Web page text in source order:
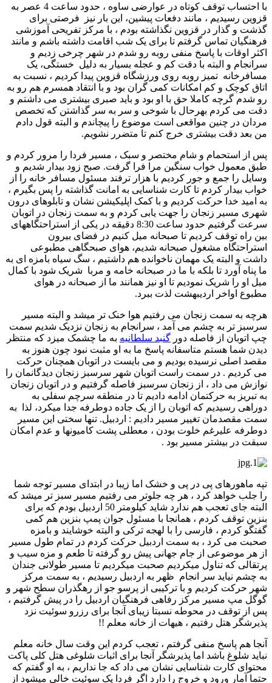
با احتساب توقف کوتاه در عوارضی ساوه ، حدود ساعت 4 عصر به
قزوین رسیدیم ، مانند دفعات پیشین، این بار نیز فرصتی برای
گذشت و گذار در قزوین نگذاشته بودم ، با مرکز تفریحی آموزشی
فرهنگیان تماس گرفتم تا برای یک شب اقامت داشته باشم و مانند
اکثر اوقات با پاسخ منفی روبه رو شدم در شهر چرخی زدیم و
سرانجام و البته با دقت کم و عجله بسیار به دلیل خستگی، یک
مسافرخانه تمیز روبه روی ورزشگاه قزوین پیدا کردیم ، نسبت به
اتاق کوچک و کم امکانات کمی گران بود و با انتقاد همسرم هم رو به
رو شدم گرچه کاملا حق با او بود و باید صبری بیشتری می داشتم و
دقت می کردم بهرحال با شوخی و سر به سر گذاشتن که تخصص
مردان در چنین مواقعی است موضوع را پیچاندم و البته قول دادم
من بعد دقت بیشتری خرج کنم تا متضرر نشویم.
پس از استحمام و شام مختصر و سبک ، مسیر فردا را مرور کردم و
طبق معمول خواب سنگین مرا فرا گرفت. صبح زود بیدار شدیم و
وسایل را جمع و جور کردیم با هزار ترفند مسئول مسافر خانه را از
خواب بیدار کردم تا کارت شناسایی به امانت گذاشته را پس بگیرم ،
به امید خدا حرکت کردیم و با کمک اپلیکیشن نشان و تابلوهای درون
شهری مسیر زنجان را جهت یابی کردم و به سمت زنجان در اتوبان
سرعت گرفتیم حدود ساعت 8:30 دقیقه در یکی از استراحتگاههای
بین راه توقف کردیم تا صبحانه میل کنیم در فضای بیرون
استراحتگاه مشغول صبحانه شدیم، هوای صبحگاهی مطبوعی
داشت و البته یک مهمان ناخوانده هم داشتیم ، سگ سیاه بامزه ای به
ما پناه آورد تا بلکه با ما در صبحانه خامه و مربا شریک شود با کمال
میل او را شریک نمودیم تا او نیز همانند ما از صبحانه در هوای
مطبوع اواخر اردیبهشت لذت ببرد.
هرچه به سمت زنجان می رفتیم هوا خنک تر میشد و البته مسیر
سرسبز تر به چشم می آمد ، سرانجام به زنجان نزدیک شدیم سمت
چپ اتوبان از فاصله دور گنبد سلطانیه به ما چشمک میزد که منتظر
دیدن شما هستم متاسفانه پاسخ ما به او مثبت نبود چون هنوز به
مقصد اصلی نرسیده بودیم و می بایست در اتوبان همچنان حرکت
می کردیم . در سمت راست اتوبان شهر سرسبز زنجان دیدگانمان را
نوازش می داد ، از زنجان سرسبز فاصله گرفتیم و در اتوبان زنجان
به تبریز به حرکتمان ادامه دادیم تا در منطقه سرچم سفلی به
دوراهی رسیدیم که اتوبان را از یک جاده دوطرفه جدا میکرد، لذا به
سمت مقصدمان تغییر مسیر دادیم : اردبیل. تنها سختی این مسیر
دوطرفه علیرغم خلوت بودن ، معطلی پشت کامیونها و عدم امکان
سبقت در بیشتر مسیر بود .
تپه ماهورهای پی در پی و خشک اما زیبا در ابتدای مسیر توجه شما
را جلب خواهد کرد ، هر چه جلوتر می رفتیم مسیر سبز تر میشد که
البته جای تعجب هم ندارد شاید کیلومتر 50 اردبیل بودم که برای
بنزین توقف کردم ، همانجا با مسئول جوان پمپ بنزین هم کمی
گفتگو کردم ، فارسی را با لهجه ترکی و البته خوشایند و بامزه
صحبت می کرد ، به سمت اردبیل حرکت کردم در تمام طول مسیر
از هر موضوعی از جام جهانی پیش رو گرفته تا طعم و مزه سیب و
پرتقالی که تناول میکردیم صحبت میکردیم تا مسیر طولانی جندان
به چشم نیاید سر انجام ظهر به اردبیل رسیدیم ، به سمت مرکز
شهر حرکت کردیم و با ترکیبی از پرسو جو از رهگذران سطح شهر و
گوگل مپ مسیر مرکز رفاهی فرهنگیان اردبیل را در پیش گرفتیم ،
پس از توقف در محوطه نسبتا زیبای آنجا برای رزرو سوئیت نزد
پذیرشگر هتل رفتیم ، هیهات از خانه معلم !!
آنجا هم پاسخ منفی گرفتم ، تعجب کردم این وقت سال خانه معلم
نباید شلوغ باشد اما پذیرشگر آنجا برای اثبات شلوغی هتل کلی پاکت
محتوای کارت شناسایی نشان می داد که جا نداریم ، به او گفتم که
حتما آمار ورود و خروج را دارد اگر فردا یک سوئیت خالی میشود از